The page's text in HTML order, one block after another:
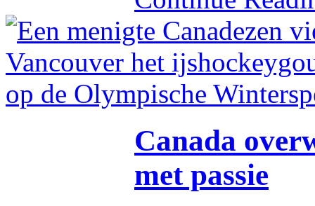
Canada
met passie